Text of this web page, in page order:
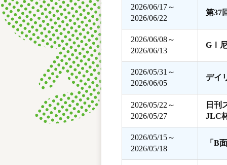
2026/06/17～
2026/06/22
第37
2026/06/08～
2026/06/13
GⅠ尼
2026/05/31～
2026/06/05
デイ
2026/05/22～
2026/05/27
日刊
JLC
2026/05/15～
2026/05/18
「B